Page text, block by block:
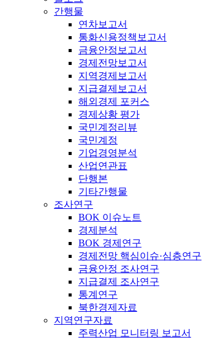
간행물
연차보고서
통화신용정책보고서
금융안정보고서
경제전망보고서
지역경제보고서
지급결제보고서
해외경제 포커스
경제상황 평가
국민계정리뷰
국민계정
기업경영분석
산업연관표
단행본
기타간행물
조사연구
BOK 이슈노트
경제분석
BOK 경제연구
경제전망 핵심이슈·심층연구
금융안정 조사연구
지급결제 조사연구
통계연구
북한경제자료
지역연구자료
주력산업 모니터링 보고서